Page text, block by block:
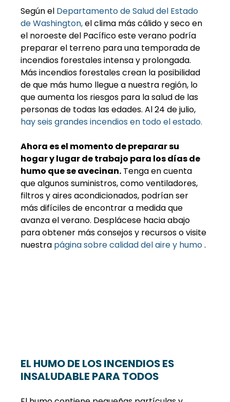
Según el Departamento de Salud del Estado
de Washington, el clima más cálido y seco en
el noroeste del Pacífico este verano podría
preparar el terreno para una temporada de
incendios forestales intensa y prolongada.
Más incendios forestales crean la posibilidad
de que más humo llegue a nuestra región, lo
que aumenta los riesgos para la salud de las
personas de todas las edades. Al 24 de julio,
hay seis grandes incendios en todo el estado.
Ahora es el momento de preparar su
hogar y lugar de trabajo para los días de
humo que se avecinan. Tenga en cuenta
que algunos suministros, como ventiladores,
filtros y aires acondicionados, podrían ser
más difíciles de encontrar a medida que
avanza el verano. Desplácese hacia abajo
para obtener más consejos y recursos o visite
nuestra página sobre calidad del aire y humo .
EL HUMO DE LOS INCENDIOS ES
INSALUDABLE PARA TODOS